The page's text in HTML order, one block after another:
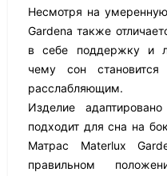
Несмотря на
Gardena также
в себе поддержку и
чему сон
расслабляющим.
Изделие
подходит для сна на
Матрас Materlux
правильном